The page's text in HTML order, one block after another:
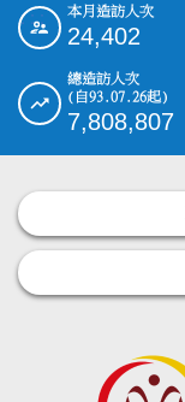
::: 本月造訪人次
24,402
總造訪人次
(自93.07.26起)
7,808,807